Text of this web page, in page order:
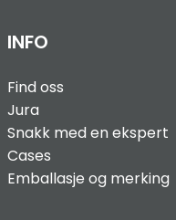
INFO
Find oss
Jura
Snakk med en ekspert
Cases
Emballasje og merking